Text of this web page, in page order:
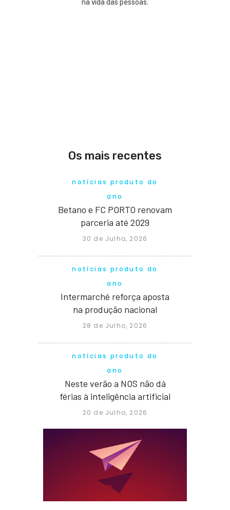
Os mais recentes
notícias produto do
ano
Betano e FC PORTO renovam
parceria até 2029
30 de Julho, 2026
notícias produto do
ano
Intermarché reforça aposta
na produção nacional
28 de Julho, 2026
notícias produto do
ano
Neste verão a NOS não dá
férias à inteligência artificial
20 de Julho, 2026